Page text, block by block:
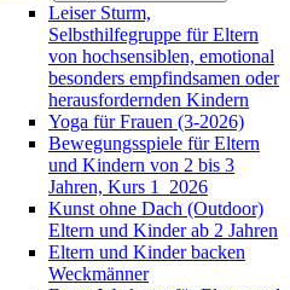
Leiser Sturm,
Selbsthilfegruppe für Eltern
von hochsensiblen, emotional
besonders empfindsamen oder
herausfordernden Kindern
Yoga für Frauen (3-2026)
Bewegungsspiele für Eltern
und Kindern von 2 bis 3
Jahren, Kurs 1_2026
Kunst ohne Dach (Outdoor)
Eltern und Kinder ab 2 Jahren
Eltern und Kinder backen
Weckmänner